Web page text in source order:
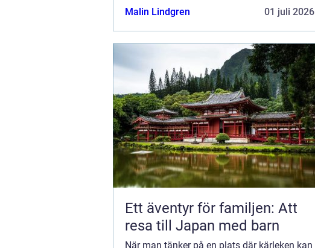
avskildhet som är oslagbar f&o...
Malin Lindgren 01 juli 2026
Ett äventyr för familjen: Att
resa till Japan med barn
När man tänker på en plats där kärleken kan